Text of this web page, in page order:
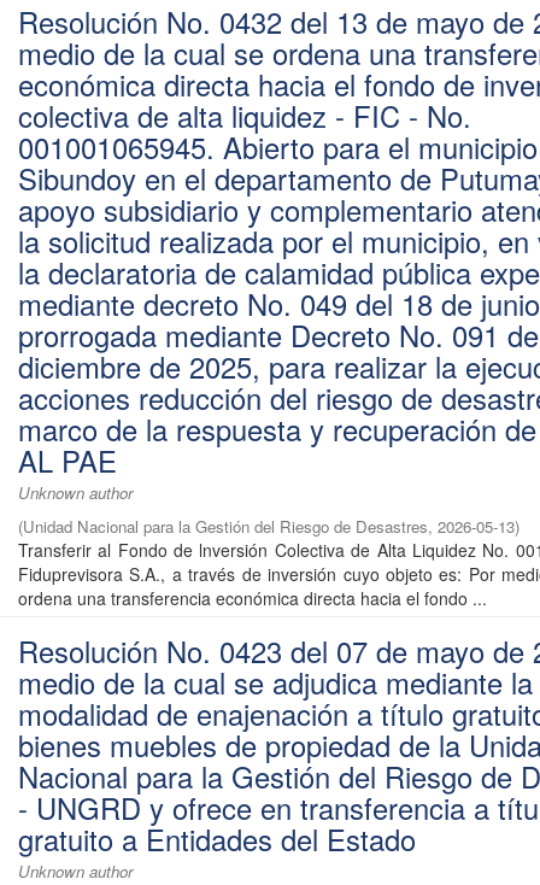
Resolución No. 0432 del 13 de mayo de
medio de la cual se ordena una
económica directa hacia el fondo de
colectiva de alta liquidez - FIC - No.
001001065945. Abierto para el
Sibundoy en el departamento de
apoyo subsidiario y complementario
la solicitud realizada por el municipio,
la declaratoria de calamidad pública
mediante decreto No. 049 del 18 de
prorrogada mediante Decreto No. 091
diciembre de 2025, para realizar la
acciones reducción del riesgo de
marco de la respuesta y recuperación
AL PAE
Unknown author
(Unidad Nacional para la Gestión del Riesgo de Desastres, 2026-05-13)
Transferir al Fondo de lnversión Colectiva de Alta Liquidez No.
Fiduprevisora S.A., a través de inversión cuyo objeto es: Por
ordena una transferencia económica directa hacia el fondo ...
Resolución No. 0423 del 07 de mayo de
medio de la cual se adjudica mediante la
modalidad de enajenación a título
bienes muebles de propiedad de la
Nacional para la Gestión del Riesgo de
- UNGRD y ofrece en transferencia a
gratuito a Entidades del Estado
Unknown author